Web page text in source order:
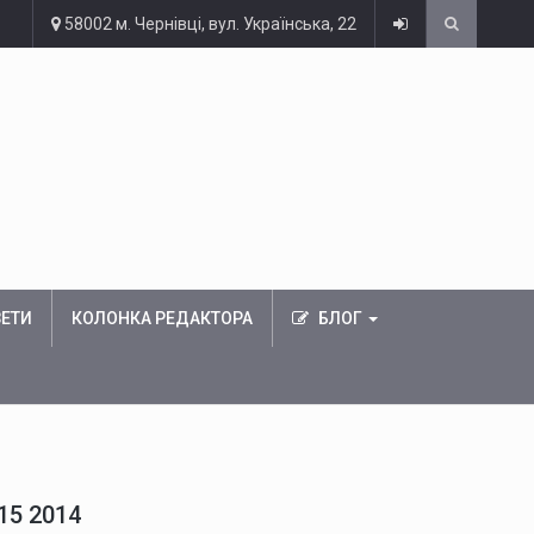
58002 м. Чернівці, вул. Українська, 22
КОЛОНКА РЕДАКТОРА БЛОГ
2014